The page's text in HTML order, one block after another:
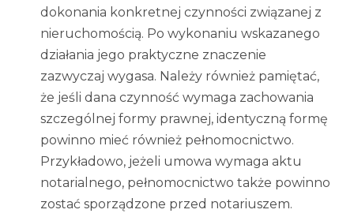
dokonania konkretnej czynności związanej z
nieruchomością. Po wykonaniu wskazanego
działania jego praktyczne znaczenie
zazwyczaj wygasa. Należy również pamiętać,
że jeśli dana czynność wymaga zachowania
szczególnej formy prawnej, identyczną formę
powinno mieć również pełnomocnictwo.
Przykładowo, jeżeli umowa wymaga aktu
notarialnego, pełnomocnictwo także powinno
zostać sporządzone przed notariuszem.